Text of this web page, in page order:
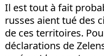
Il est tout à fait
russes aient tué des
de ces territoires.
déclarations de